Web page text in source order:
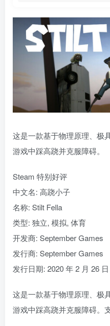
这是一款基于物理原理、极
游戏中踩高跷并克服障碍。
Steam 特别好评
中文名: 高跷小子
名称: Stilt Fella
类型: 独立, 模拟, 体育
开发商: September Games
发行商: September Games
发行日期: 2020 年 2 月 26 日
这是一款基于物理原理、极
游戏中踩高跷并克服障碍。